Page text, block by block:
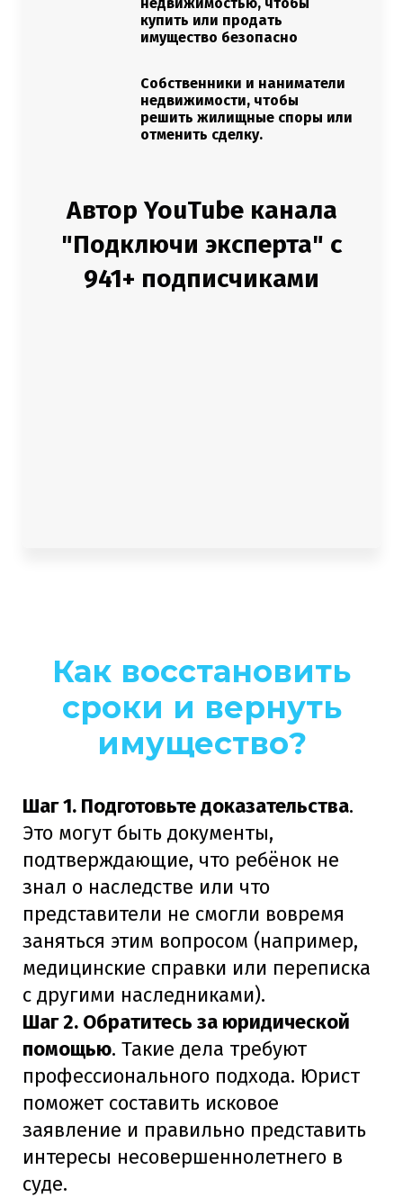
купить или продать
имущество безопасно
Собственники и наниматели
недвижимости, чтобы
решить жилищные споры или
отменить сделку.
Автор YouTube канала
"Подключи эксперта" с
941+ подписчиками
Как восстановить
сроки и вернуть
имущество?
Шаг 1. Подготовьте доказательства.
Это могут быть документы,
подтверждающие, что ребёнок не
знал о наследстве или что
представители не смогли вовремя
заняться этим вопросом (например,
медицинские справки или переписка
с другими наследниками).
Шаг 2. Обратитесь за юридической
помощью. Такие дела требуют
профессионального подхода. Юрист
поможет составить исковое
заявление и правильно представить
интересы несовершеннолетнего в
суде.